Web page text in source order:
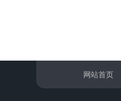
网站首页